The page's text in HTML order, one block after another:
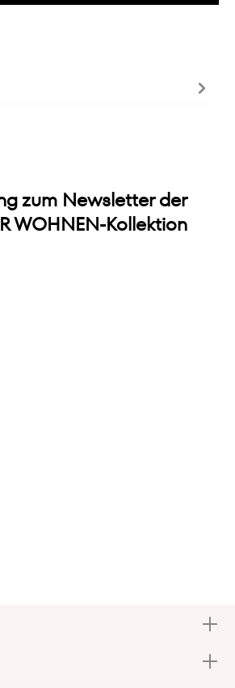
zum Newsletter der
WOHNEN-Kollektion